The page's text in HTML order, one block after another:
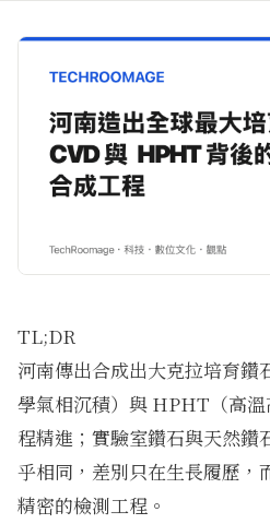
TL;DR
河南傳出合成出大克拉培育鑽
學氣相沉積）與 HPHT（高
程精進；實驗室鑽石與天然鑽
乎相同，差別只在生長履歷，
精密的檢測工程。